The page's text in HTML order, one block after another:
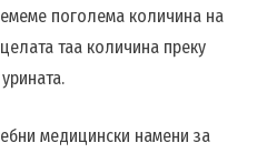
поголема количина на
таа количина преку
медицински намени за